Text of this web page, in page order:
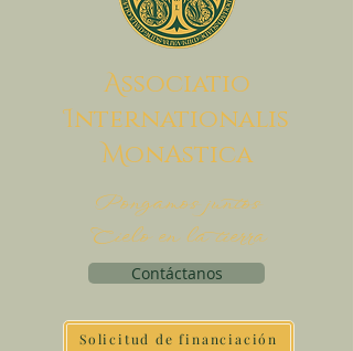
Associatio
Internationalis
MonAstica
Pongamos juntos
Cielo en la tierra
Contáctanos
Solicitud de financiación